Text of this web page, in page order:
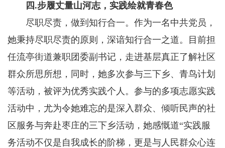
四.步履丈量山河志，实践绘就青春色
尽职尽责，做到知行合一。作为一名中共党员，
她秉持尽职尽责的原则，深谙知行合一之道。目前担
任流亭街道兼职团委副书记，走进基层真正了解社区
群众所思所想，同时，她多次参与三下乡、青鸟计划
等活动，被评为优秀实践个人。参与的多项志愿实践
活动中，尤为令她难忘的是深入群众、倾听民声的社
区服务与奔赴枣庄的三下乡活动，她感慨道“实践服
务活动不仅是自我成长的阶梯，更是与人民群众心连